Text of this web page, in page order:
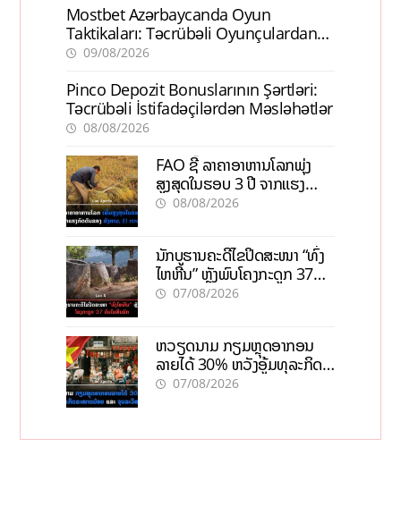
Mostbet Azərbaycanda Oyun
Taktikaları: Təcrübəli Oyunçulardan
İpuçları
09/08/2026
Pinco Depozit Bonuslarının Şərtləri:
Təcrübəli İstifadəçilərdən Məsləhətlər
08/08/2026
FAO ຊີ້ ລາຄາອາຫານໂລກພຸ່ງ
ສູງສຸດໃນຮອບ 3 ປີ ຈາກແຮງ
ກົດດັນຂອງສົງຄາມ, El nino
08/08/2026
ນັກບູຮານຄະດີໄຂປິດສະໜາ “ທົ່ງ
ໄຫຫີນ” ຫຼັງພົບໂຄງກະດູກ 37
ຄົນໃນຫີນຍັກ
07/08/2026
ຫວຽດນາມ ກຽມຫຼຸດອາກອນ
ລາຍໄດ້ 30% ຫວັງອູ້ມທຸລະກິດ
ຂະໜາດນ້ອຍ ແລະ ຈຸນລະ
07/08/2026